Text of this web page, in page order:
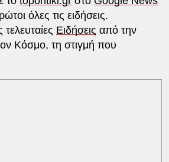
όλες τις ειδήσεις.
τελευταίες Ειδήσεις από την
Κόσμο, τη στιγμή που